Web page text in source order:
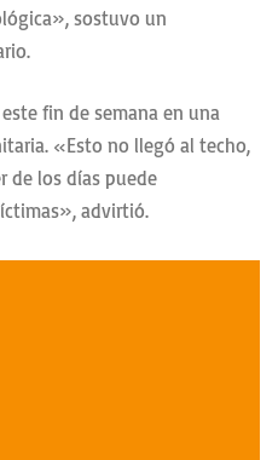
sostuvo un
fin de semana en una
«Esto no llegó al techo,
de los días puede
advirtió.